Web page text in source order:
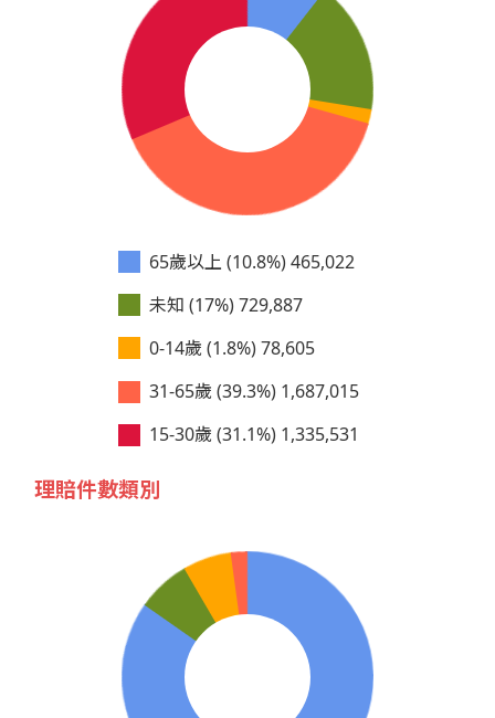
65歲以上 (10.8%) 465,022
未知 (17%) 729,887
0-14歲 (1.8%) 78,605
31-65歲 (39.3%) 1,687,015
15-30歲 (31.1%) 1,335,531
理賠件數類別